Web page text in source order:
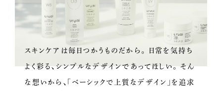
スキンケアは毎日つかうものだから。 日常を気持ち
よく彩る、シンプルなデザインであってほしい。そん
な想いから、「ベーシックで上質なデザイン」を追求